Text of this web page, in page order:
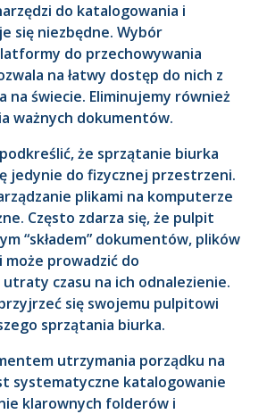
do katalogowania i
się niezbędne. Wybór
do przechowywania
na łatwy dostęp do nich z
na świecie. Eliminujemy również
ważnych dokumentów.
że sprzątanie biurka
jedynie do fizycznej przestrzeni.
plikami na komputerze
Często zdarza się, że pulpit
“składem” dokumentów, plików
może prowadzić do
czasu na ich odnalezienie.
się swojemu pulpitowi
sprzątania biurka.
utrzymania porządku na
systematyczne katalogowanie
klarownych folderów i